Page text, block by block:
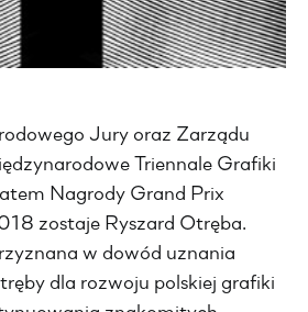
Jury oraz Zarządu
Triennale Grafiki
Nagrody Grand Prix
zostaje Ryszard Otręba.
w dowód uznania
dla rozwoju polskiej grafiki